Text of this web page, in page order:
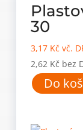
30
3,17 Kč vč.
2,62 Kč bez
Do